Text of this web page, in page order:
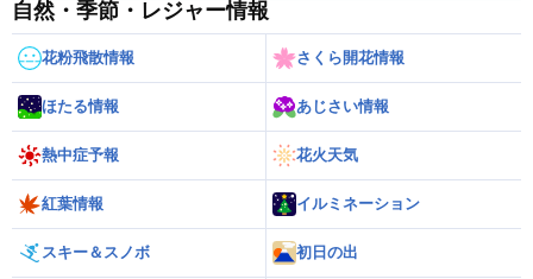
自然・季節・レジャー情報
花粉飛散情報 さくら開花情報
ほたる情報 あじさい情報
熱中症予報 花火天気
紅葉情報 イルミネーション
スキー＆スノボ 初日の出